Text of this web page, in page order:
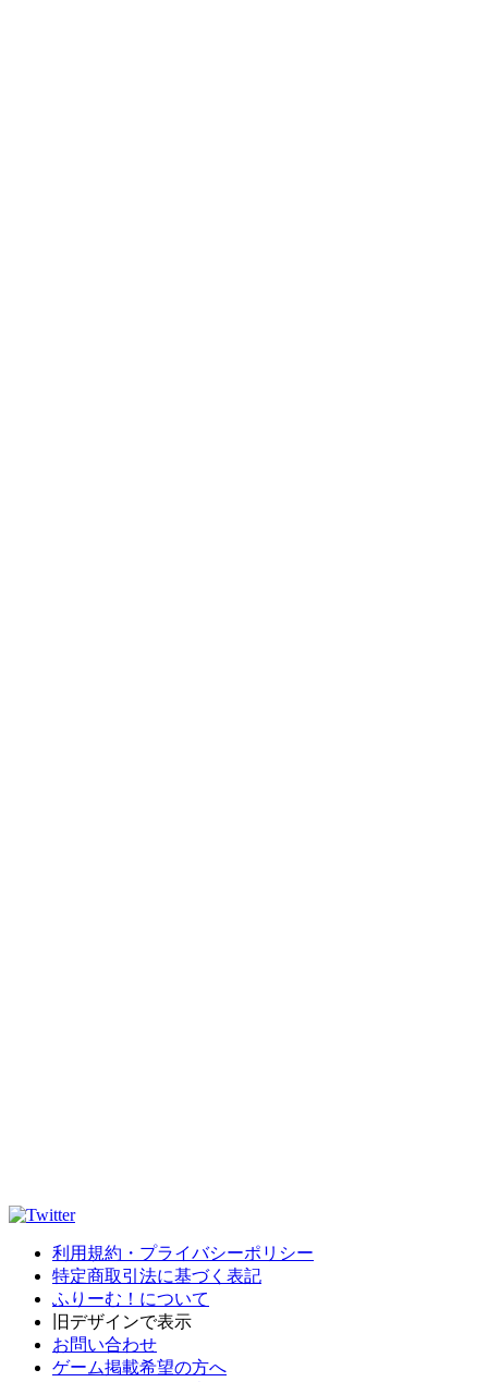
利用規約・プライバシーポリシー
特定商取引法に基づく表記
ふりーむ！について
旧デザインで表示
お問い合わせ
ゲーム掲載希望の方へ